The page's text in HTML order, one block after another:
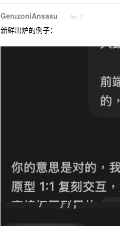
GeruzoniAnsasu Apr 1
新鲜出炉的例子：